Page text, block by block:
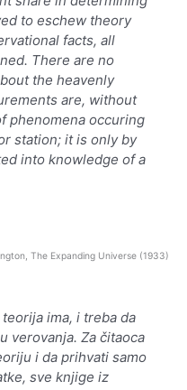
to eschew theory
facts, all
There are no
the heavenly
are, without
phenomena occuring
station; it is only by
into knowledge of a
The Expanding Universe (1933)
ima, i treba da
verovanja. Za čitaoca
i da prihvati samo
sve knjige iz